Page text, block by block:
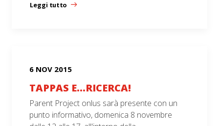
Leggi tutto
6 NOV 2015
TAPPAS E…RICERCA!
Parent Project onlus sarà presente con un
punto informativo, domenica 8 novembre